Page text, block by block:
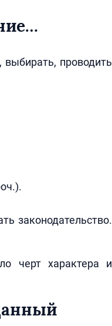
проводить
законодательство.
черт характера и